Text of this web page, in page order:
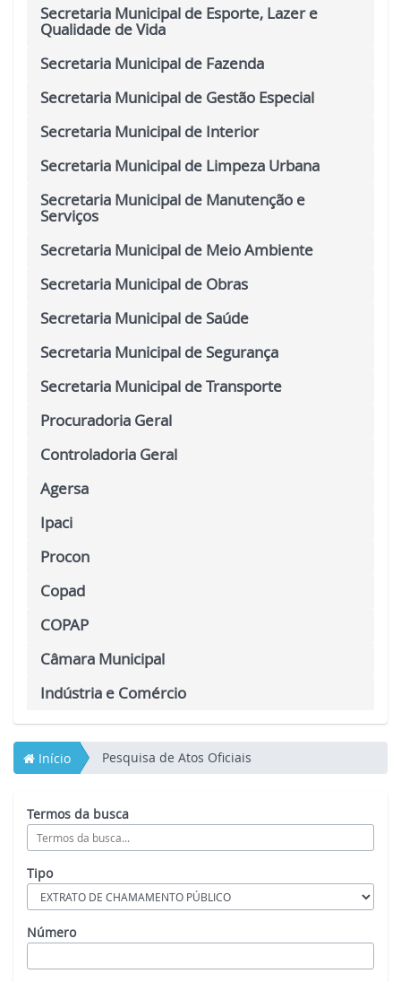
Secretaria Municipal de Esporte, Lazer e
Qualidade de Vida
Secretaria Municipal de Fazenda
Secretaria Municipal de Gestão Especial
Secretaria Municipal de Interior
Secretaria Municipal de Limpeza Urbana
Secretaria Municipal de Manutenção e
Serviços
Secretaria Municipal de Meio Ambiente
Secretaria Municipal de Obras
Secretaria Municipal de Saúde
Secretaria Municipal de Segurança
Secretaria Municipal de Transporte
Procuradoria Geral
Controladoria Geral
Agersa
Ipaci
Procon
Copad
COPAP
Câmara Municipal
Indústria e Comércio
Início Pesquisa de Atos Oficiais
Termos da busca
Tipo
Número